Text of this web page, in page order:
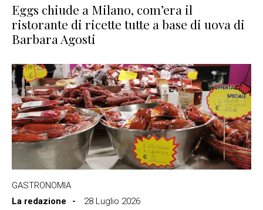
Eggs chiude a Milano, com’era il
ristorante di ricette tutte a base di uova di
Barbara Agosti
GASTRONOMIA
La redazione
28 Luglio 2026